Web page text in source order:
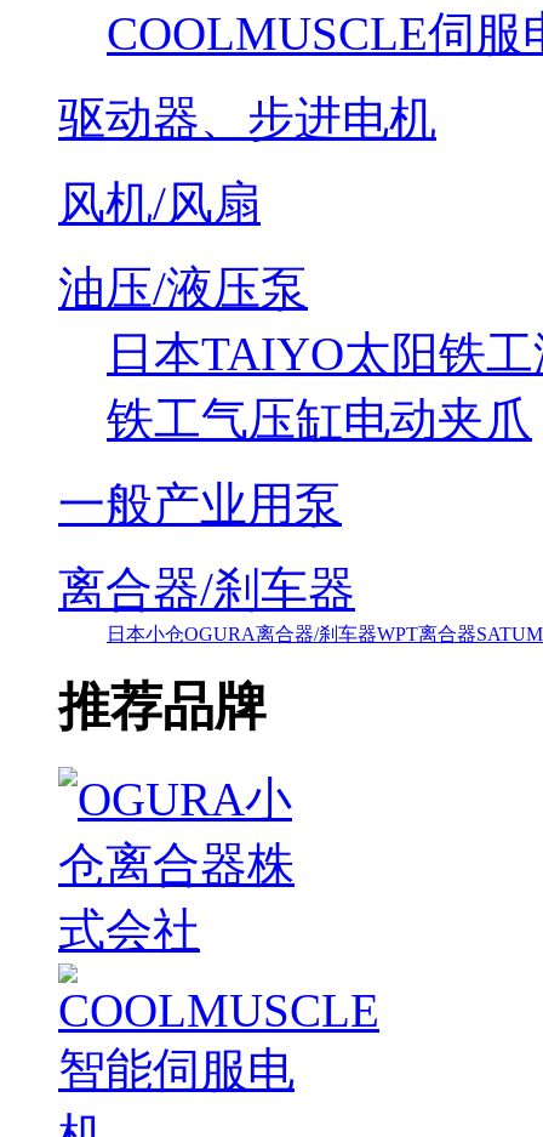
COOLMUSCLE伺服
驱动器、步进电机
风机/风扇
油压/液压泵
日本TAIYO太阳铁
铁工气压缸电动夹爪
一般产业用泵
离合器/刹车器
日本小仓OGURA离合器/刹车器WPT离合器
推荐品牌